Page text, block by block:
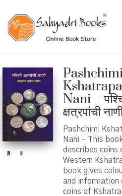
Nani –
क्षत्रपांची
Pashchimi
Nani – This
describes coins
Western
book gives
and information
coins of